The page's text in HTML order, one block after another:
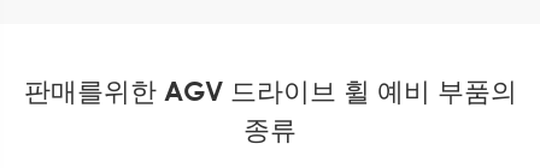
판매를위한 AGV 드라이브 휠 예비 부품의
종류